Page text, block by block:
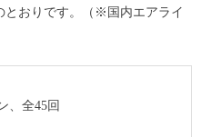
とおりです。（ ※国内エアライ
、全45回